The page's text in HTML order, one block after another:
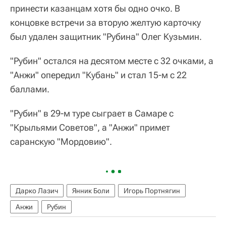
принести казанцам хотя бы одно очко. В
концовке встречи за вторую желтую карточку
был удален защитник "Рубина" Олег Кузьмин.
"Рубин" остался на десятом месте с 32 очками, а
"Анжи" опередил "Кубань" и стал 15-м с 22
баллами.
"Рубин" в 29-м туре сыграет в Самаре с
"Крыльями Советов", а "Анжи" примет
саранскую "Мордовию".
Дарко Лазич Янник Боли
Игорь Портнягин
Анжи
Рубин